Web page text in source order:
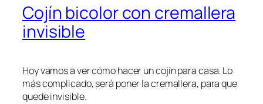
Cojín bicolor con cremallera
invisible
Hoy vamos a ver cómo hacer un cojín para casa. Lo
más complicado, será poner la cremallera, para que
quede invisible.